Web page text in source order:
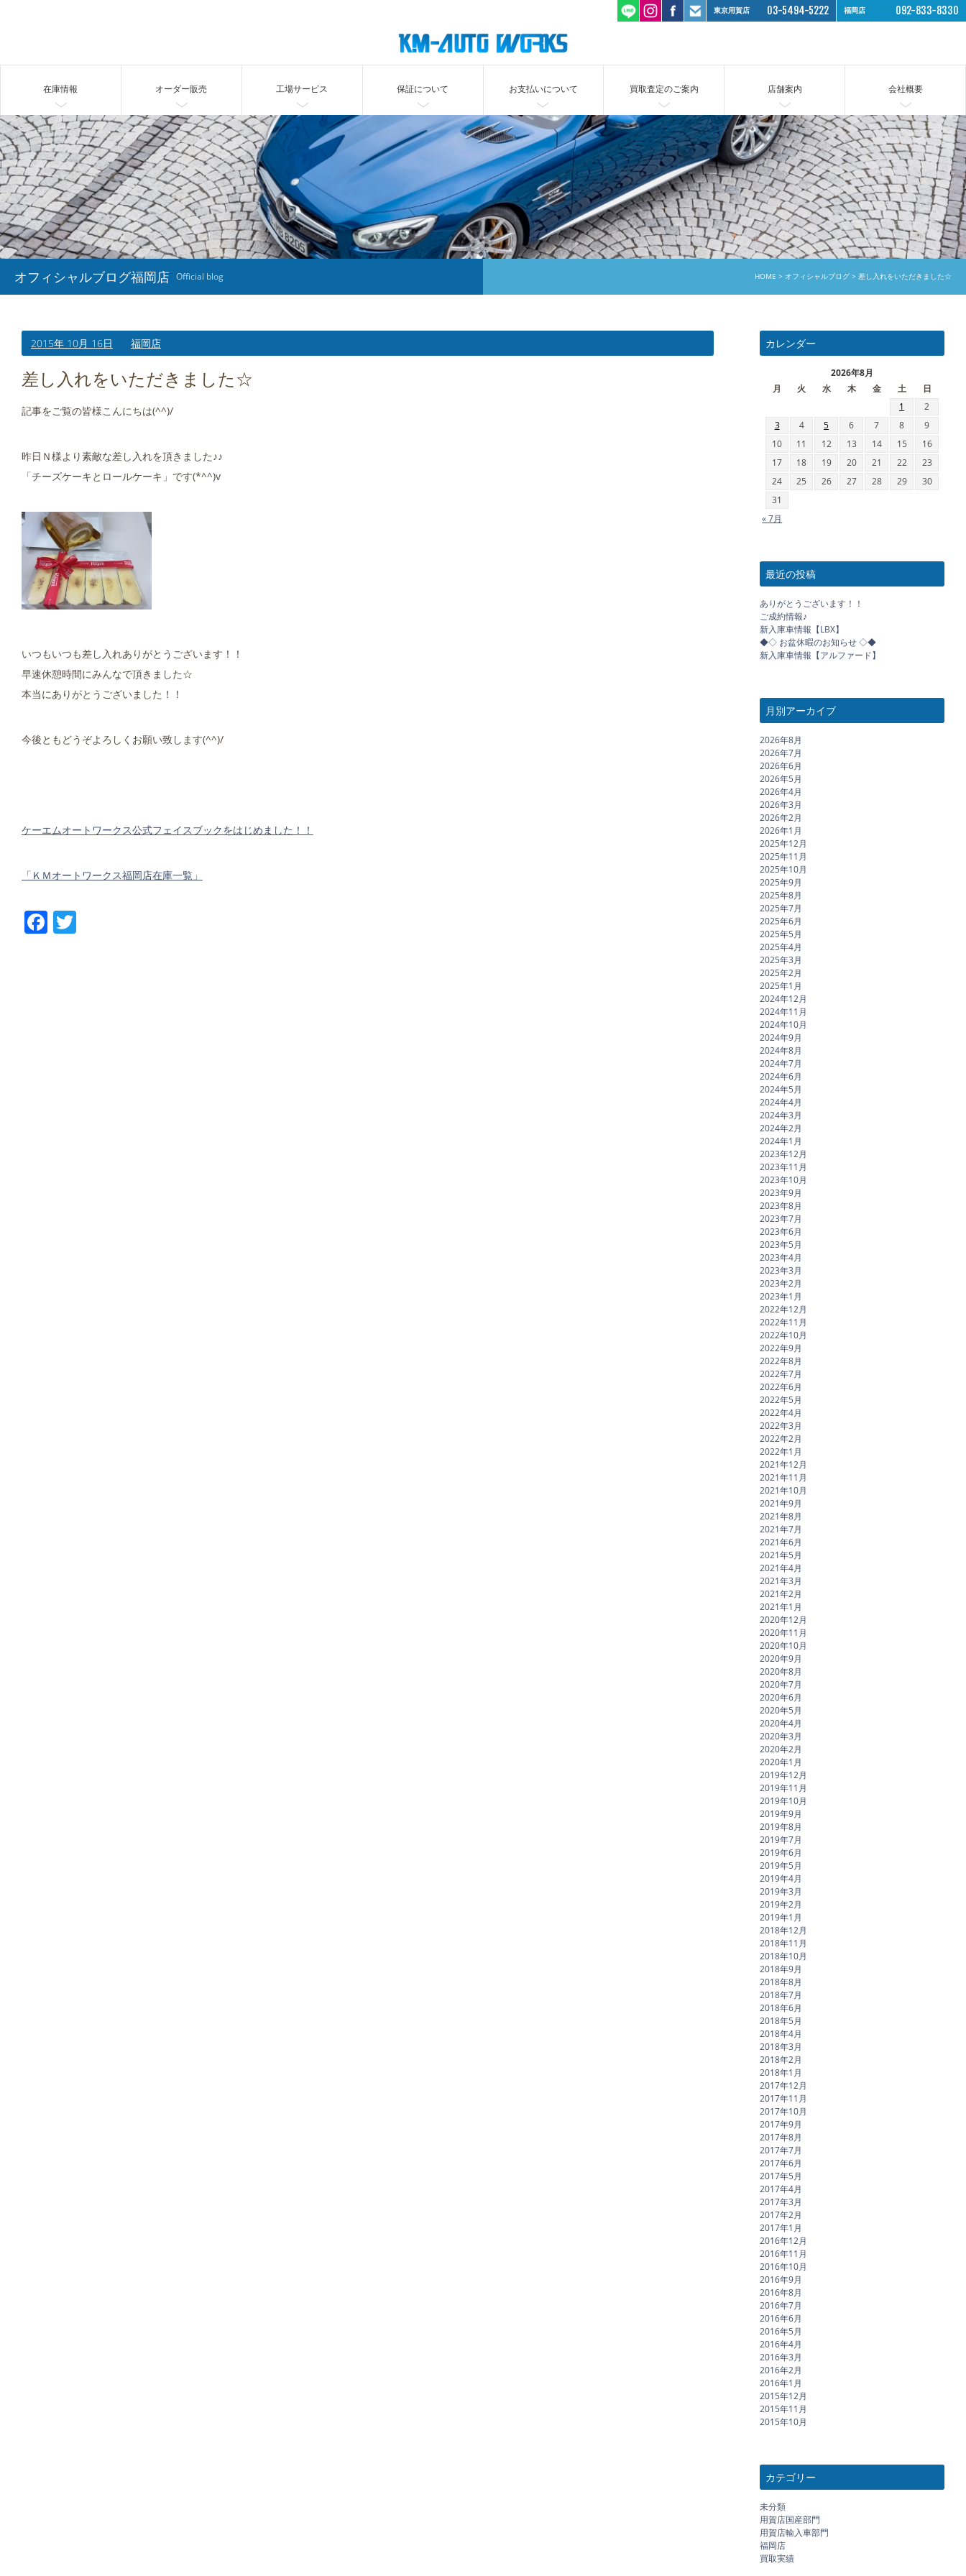
東京用賀店 03-5494-5222 福岡店 092-833-8330
在庫情報 オーダー販売 工場サービス 保証について お支払いについて 買取査定のご案内 店舗案内 会社概要
オフィシャルブログ福岡店 Official blog HOME オフィシャルブログ 差し入れをいただきました☆
2015年 10月 16日 福岡店
差し入れをいただきました☆
記事をご覧の皆様こんにちは(^^)/
昨日Ｎ様より素敵な差し入れを頂きました♪♪
「チーズケーキとロールケーキ」です(*^^)v
いつもいつも差し入れありがとうございます！！
早速休憩時間にみんなで頂きました☆
本当にありがとうございました！！
今後ともどうぞよろしくお願い致します(^^)/
ケーエムオートワークス公式フェイスブックをはじめました！！
「ＫＭオートワークス福岡店在庫一覧」
Facebook
カレンダー
2026年8月
月
火 水 木 金 土
日
1
2
3
4 5 6 7 8
9
10
11 12 13 14 15
16
17
18 19 20 21 22
23
24
25 26 27 28 29
30
31
« 7月
最近の投稿
ありがとうございます！！
ご成約情報♪
新入庫車情報【LBX】
◆◇ お盆休暇のお知らせ ◇◆
新入庫車情報【アルファード】
月別アーカイブ
2026年8月
2026年7月
2026年6月
2026年5月
2026年4月
2026年3月
2026年2月
2026年1月
2025年12月
2025年11月
2025年10月
2025年9月
2025年8月
2025年7月
2025年6月
2025年5月
2025年4月
2025年3月
2025年2月
2025年1月
2024年12月
2024年11月
2024年10月
2024年9月
2024年8月
2024年7月
2024年6月
2024年5月
2024年4月
2024年3月
2024年2月
2024年1月
2023年12月
2023年11月
2023年10月
2023年9月
2023年8月
2023年7月
2023年6月
2023年5月
2023年4月
2023年3月
2023年2月
2023年1月
2022年12月
2022年11月
2022年10月
2022年9月
2022年8月
2022年7月
2022年6月
2022年5月
2022年4月
2022年3月
2022年2月
2022年1月
2021年12月
2021年11月
2021年10月
2021年9月
2021年8月
2021年7月
2021年6月
2021年5月
2021年4月
2021年3月
2021年2月
2021年1月
2020年12月
2020年11月
2020年10月
2020年9月
2020年8月
2020年7月
2020年6月
2020年5月
2020年4月
2020年3月
2020年2月
2020年1月
2019年12月
2019年11月
2019年10月
2019年9月
2019年8月
2019年7月
2019年6月
2019年5月
2019年4月
2019年3月
2019年2月
2019年1月
2018年12月
2018年11月
2018年10月
2018年9月
2018年8月
2018年7月
2018年6月
2018年5月
2018年4月
2018年3月
2018年2月
2018年1月
2017年12月
2017年11月
2017年10月
2017年9月
2017年8月
2017年7月
2017年6月
2017年5月
2017年4月
2017年3月
2017年2月
2017年1月
2016年12月
2016年11月
2016年10月
2016年9月
2016年8月
2016年7月
2016年6月
2016年5月
2016年4月
2016年3月
2016年2月
2016年1月
2015年12月
2015年11月
2015年10月
カテゴリー
未分類
用賀店国産部門
用賀店輸入車部門
福岡店
買取実績